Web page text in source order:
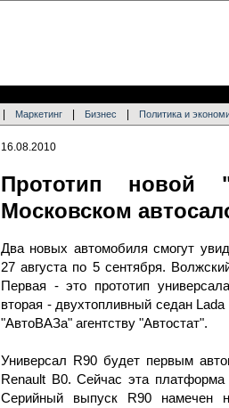
Маркетинг Бизнес Политика и
16.08.2010
Прототип новой
Московском
Два новых автомобиля смогут
27 августа по 5 сентября.
Первая - это прототип
вторая - двухтопливный седан
"АвтоВАЗа" агентству "Автостат".
Универсал R90 будет первым
Renault B0. Сейчас эта
Серийный выпуск R90 намечен